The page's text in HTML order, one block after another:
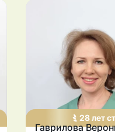
28лет
Гаврилова